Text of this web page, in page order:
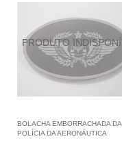
BOLACHA EMBORRACHADA DA
POLÍCIA DA AERONÁUTICA